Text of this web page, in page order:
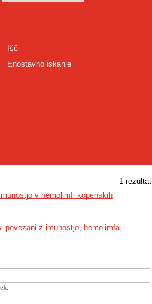
Išči
Enostavno iskanje
1 rezultat
v hemolimfi kopenskih
povezani z imunostjo, hemolimfa,